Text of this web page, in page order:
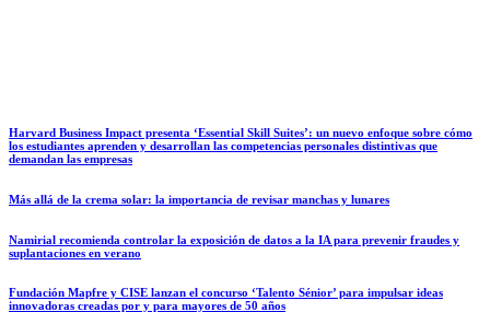
Harvard Business Impact presenta ‘Essential Skill Suites’: un nuevo enfoque sobre cómo
los estudiantes aprenden y desarrollan las competencias personales distintivas que
demandan las empresas
Más allá de la crema solar: la importancia de revisar manchas y lunares
Namirial recomienda controlar la exposición de datos a la IA para prevenir fraudes y
suplantaciones en verano
Fundación Mapfre y CISE lanzan el concurso ‘Talento Sénior’ para impulsar ideas
innovadoras creadas por y para mayores de 50 años